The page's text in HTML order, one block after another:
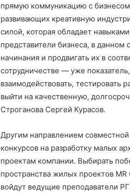
прямую коммуникацию с
развивающих креативную
силой, которая обладает
представители бизнеса, в данном
начинания и продвигать их в
сотрудничестве — уже
взаимодействовать, тестировать
выйти на качественную,
Строганова Сергей Курасов.
Другим направлением
конкурсов на разработку малых
проектам компании. Выбирать
пространства жилых проектов
войдут ведущие преподаватели